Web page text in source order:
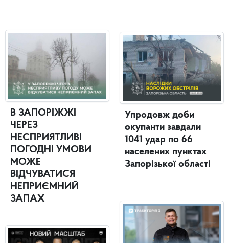
В ЗАПОРІЖЖІ
ЧЕРЕЗ
НЕСПРИЯТЛИВІ
ПОГОДНІ УМОВИ
МОЖЕ
ВІДЧУВАТИСЯ
НЕПРИЄМНИЙ
ЗАПАХ
Упродовж доби
окупанти завдали
1041 удар по 66
населених пунктах
Запорізької області